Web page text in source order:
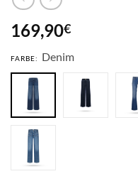
169,90€
FARBE: Denim